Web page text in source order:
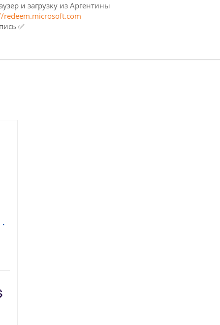
и загрузку из Аргентины
redeem.microsoft.com
✅